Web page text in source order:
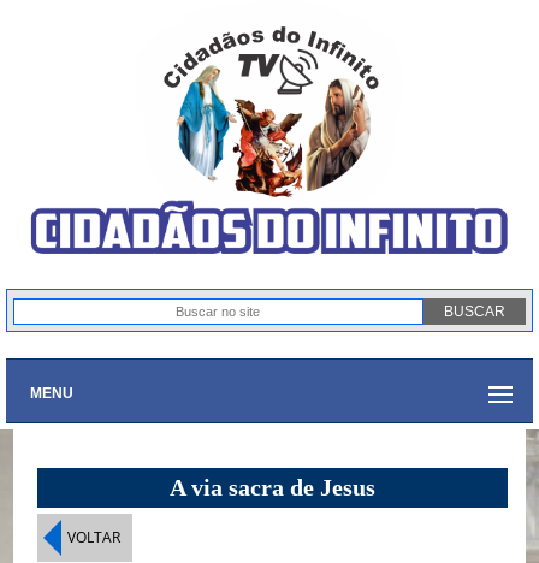
MENU
A via sacra de Jesus
VOLTAR